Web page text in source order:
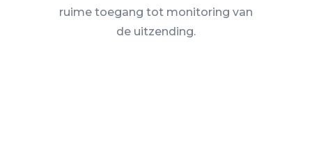
ruime toegang tot monitoring van
de uitzending.